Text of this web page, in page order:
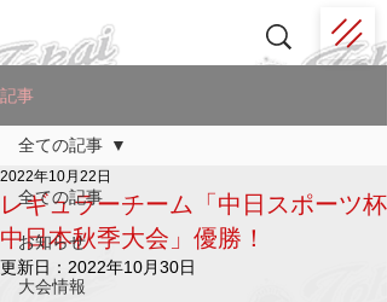
記事
全ての記事
お知らせ
大会情報
全ての記事
レギュラーチーム「中日スポーツ杯
中日本秋季大会」優勝！
2022年10月22日
更新日： 2022年10月30日